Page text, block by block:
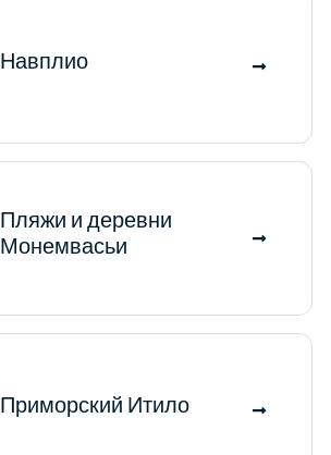
Навплио
Пляжи и деревни
Монемвасьи
Приморский Итило